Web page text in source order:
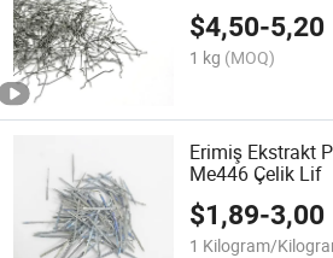
$4,50-5,20
1 kg (MOQ)
Erimiş Ekstrakt
Me446 Çelik Lif
$1,89-3,00
1 Kilogram/